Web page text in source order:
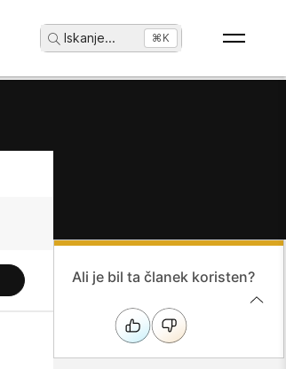
Iskanje... ⌘K
Ali je bil ta članek koristen?